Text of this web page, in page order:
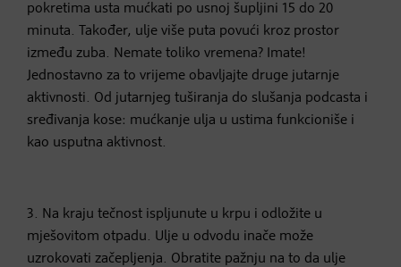
pokretima usta mućkati po usnoj šupljini 15 do 20
minuta. Također, ulje više puta povući kroz prostor
između zuba. Nemate toliko vremena? Imate!
Jednostavno za to vrijeme obavljajte druge jutarnje
aktivnosti. Od jutarnjeg tuširanja do slušanja podcasta i
sređivanja kose: mućkanje ulja u ustima funkcioniše i
kao usputna aktivnost.
3. Na kraju tečnost ispljunute u krpu i odložite u
mješovitom otpadu. Ulje u odvodu inače može
uzrokovati začepljenja. Obratite pažnju na to da ulje